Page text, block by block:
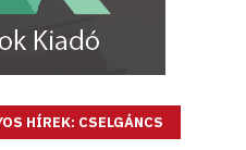
HÍREK: CSELGÁNCS